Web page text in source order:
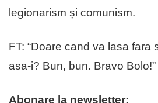
legionarism și comunism.
FT: “Doare cand va lasa fara
asa-i? Bun, bun. Bravo Bolo!”
Abonare la newsletter: